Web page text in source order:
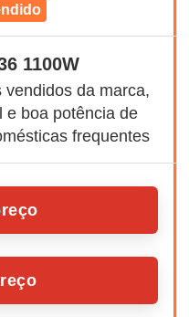
1100W
vendidos da marca,
e boa potência de
frequentes